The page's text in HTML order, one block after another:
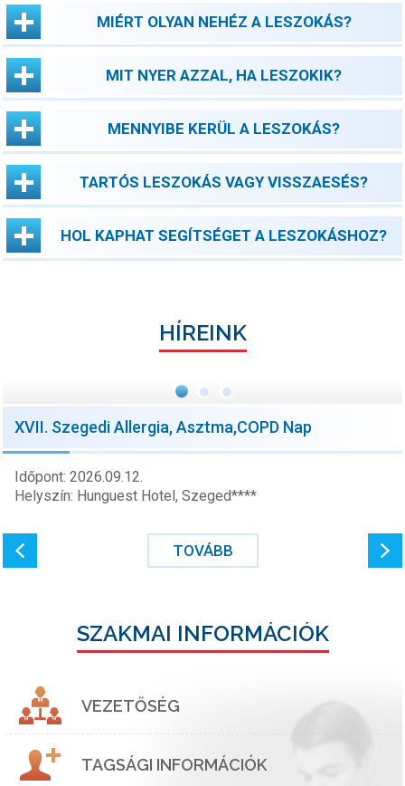
MIÉRT OLYAN NEHÉZ A LESZOKÁS?
MIT NYER AZZAL, HA LESZOKIK?
MENNYIBE KERÜL A LESZOKÁS?
TARTÓS LESZOKÁS VAGY VISSZAESÉS?
HOL KAPHAT SEGÍTSÉGET A LESZOKÁSHOZ?
HÍREINK
XVII. Szegedi Allergia, Asztma,COPD Nap
Időpont: 2026.09.12.
Helyszín: Hunguest Hotel, Szeged****
TOVÁBB
SZAKMAI INFORMÁCIÓK
VEZETŐSÉG
TAGSÁGI INFORMÁCIÓK